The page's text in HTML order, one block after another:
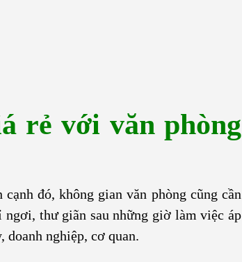
rẻ với văn phòng
đó, không gian văn phòng cũng cần
thư giãn sau những giờ làm việc áp
doanh nghiệp, cơ quan.